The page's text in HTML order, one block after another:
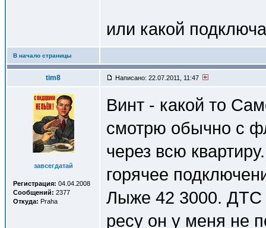
или какой
В начало страницы
tim8 Написано: 22.07.2011, 11:47
завсегдатай
Регистрация: 04.04.2008
Сообщений: 2377
Откуда: Praha
Винт - какой то
смотрю обычно с
через всю
горячее
Лыже 42 3000. ДТС
ресу он у меня не